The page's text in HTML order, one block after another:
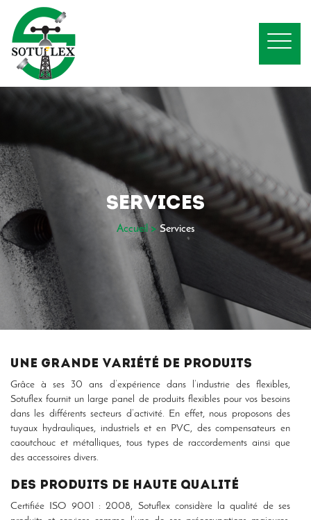
SERVICES
Accueil > Services
Une grande variété de produits
Grâce à ses 30 ans d’expérience dans l’industrie des flexibles,
Sotuflex fournit un large panel de produits flexibles pour vos besoins
dans les différents secteurs d’activité. En effet, nous proposons des
tuyaux hydrauliques, industriels et en PVC, des compensateurs en
caoutchouc et métalliques, tous types de raccordements ainsi que
des accessoires divers.
Des produits de haute qualité
Certifiée ISO 9001 : 2008, Sotuflex considère la qualité de ses